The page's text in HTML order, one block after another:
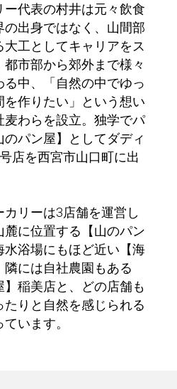
ー代表の村井は元々飲食
出身ではなく、山間部
工としてキャリアをス
市部から郊外まで様々
中、「自然の中でゆっ
作りたい」という想い
麦わらを設立。独学でパ
パン屋】としてダディ
店を西宮市山口町に出
リーは3店舗を運営し
に位置する【山のパン
水浴場にもほど近い【海
には自社農園もある
】稲美店と、どの店舗も
りと自然を感じられる
います。